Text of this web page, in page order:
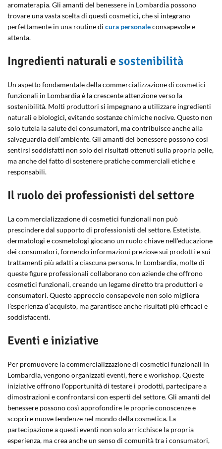
aromaterapia. Gli amanti del benessere in Lombardia possono
trovare una vasta scelta di questi cosmetici, che si integrano
perfettamente in una routine di cura personaleconsapevole e
attenta.
Ingredienti naturali e sostenibilità
Un aspetto fondamentale della commercializzazione di cosmetici
funzionali in Lombardia è la crescente attenzione verso la
sostenibilità. Molti produttori si impegnano a utilizzare ingredienti
naturali e biologici, evitando sostanze chimiche nocive. Questo non
solo tutela la salute dei consumatori, ma contribuisce anche alla
salvaguardia dell’ambiente. Gli amanti del benessere possono così
sentirsi soddisfatti non solo dei risultati ottenuti sulla propria pelle,
ma anche del fatto di sostenere pratiche commerciali etiche e
responsabili.
Il ruolo dei professionisti del settore
La commercializzazione di cosmetici funzionali non può
prescindere dal supporto di professionisti del settore. Estetiste,
dermatologi e cosmetologi giocano un ruolo chiave nell’educazione
dei consumatori, fornendo informazioni preziose sui prodotti e sui
trattamenti più adatti a ciascuna persona. In Lombardia, molte di
queste figure professionali collaborano con aziende che offrono
cosmetici funzionali, creando un legame diretto tra produttori e
consumatori. Questo approccio consapevole non solo migliora
l’esperienza d’acquisto, ma garantisce anche risultati più efficaci e
soddisfacenti.
Eventi e iniziative
Per promuovere la commercializzazione di cosmetici funzionali in
Lombardia, vengono organizzati eventi, fiere e workshop. Queste
iniziative offrono l’opportunità di testare i prodotti, partecipare a
dimostrazioni e confrontarsi con esperti del settore. Gli amanti del
benessere possono così approfondire le proprie conoscenze e
scoprire nuove tendenze nel mondo della cosmetica. La
partecipazione a questi eventi non solo arricchisce la propria
esperienza, ma crea anche un senso di comunità tra i consumatori,